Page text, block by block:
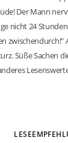
Der Mann
nicht 24
zwischendurch!"
Süße Sachen
b